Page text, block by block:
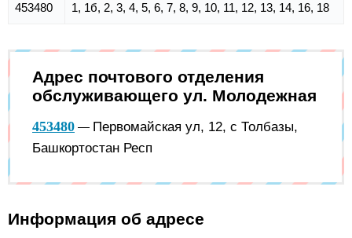
453480 1, 1б, 2, 3, 4, 5, 6, 7, 8, 9, 10, 11, 12, 13, 14, 16, 18
Адрес почтового отделения
обслуживающего ул. Молодежная
453480 — Первомайская ул, 12, с Толбазы,
Башкортостан Респ
Информация об адресе